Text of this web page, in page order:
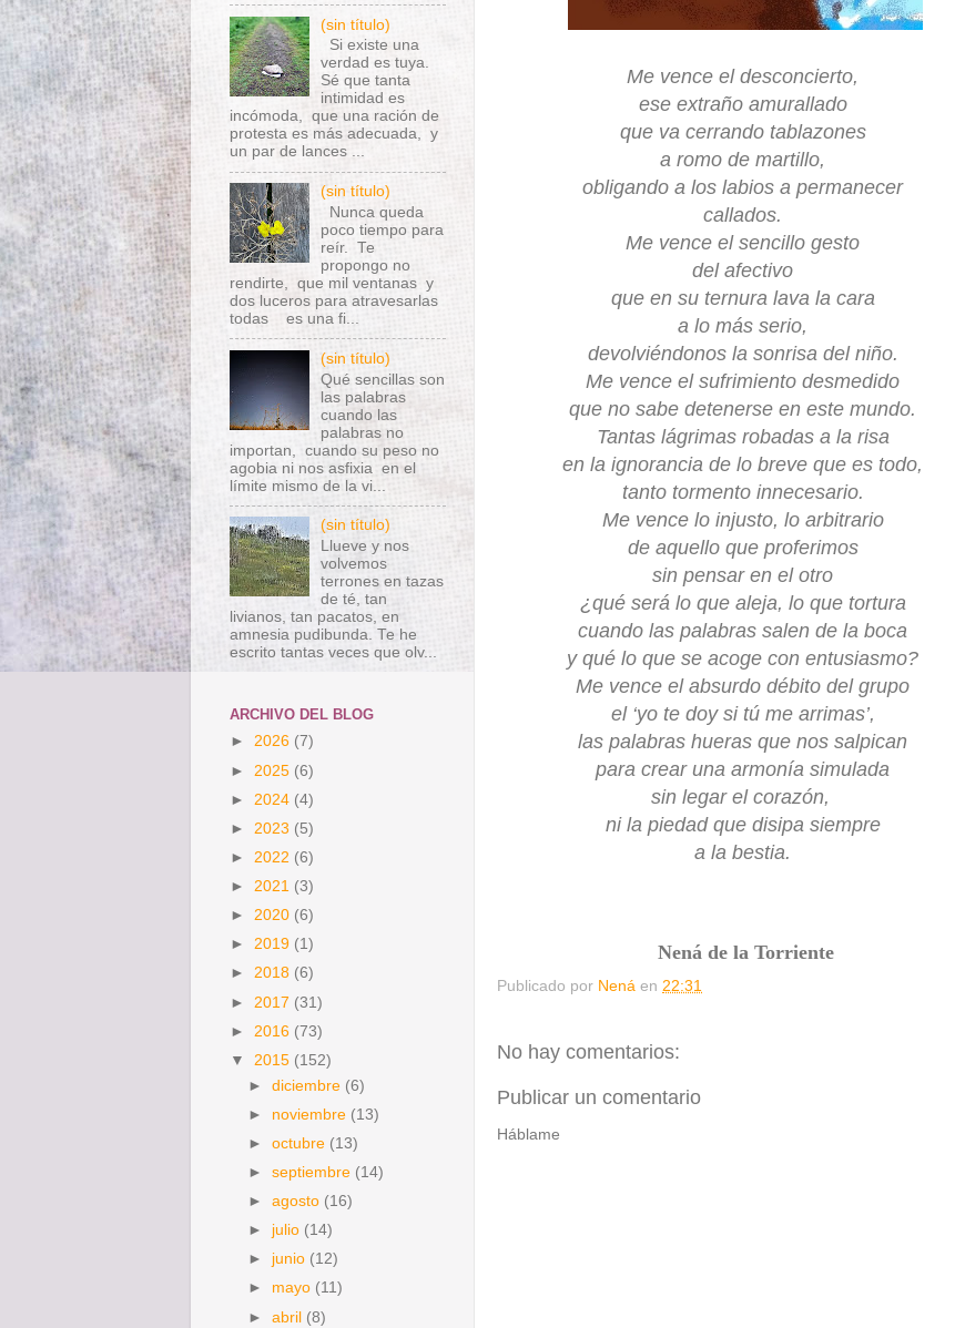
Me vence el desconcierto,
ese extraño amurallado
que va cerrando tablazones
a romo de martillo,
obligando a los labios a permanecer
callados.
Me vence el sencillo gesto
del afectivo
que en su ternura lava la cara
a lo más serio,
devolviéndonos la sonrisa del niño.
Me vence el sufrimiento desmedido
que no sabe detenerse en este mundo.
Tantas lágrimas robadas a la risa
en la ignorancia de lo breve que es todo,
tanto tormento innecesario.
Me vence lo injusto, lo arbitrario
de aquello que proferimos
sin pensar en el otro
¿qué será lo que aleja, lo que tortura
cuando las palabras salen de la boca
y qué lo que se acoge con entusiasmo?
Me vence el absurdo débito del grupo
el ‘yo te doy si tú me arrimas’,
las palabras hueras que nos salpican
para crear una armonía simulada
sin legar el corazón,
ni la piedad que disipa siempre
a la bestia.
Nená de la Torriente
Publicado por Nená en 22:31
No hay comentarios:
Publicar un comentario
Háblame
(sin título)
Si existe una
verdad es tuya.
Sé que tanta
intimidad es
incómoda, que una ración de
protesta es más adecuada, y
un par de lances ...
(sin título)
Nunca queda
poco tiempo para
reír. Te
propongo no
rendirte, que mil ventanas y
dos luceros para atravesarlas
todas es una fi...
(sin título)
Qué sencillas son
las palabras
cuando las
palabras no
importan, cuando su peso no
agobia ni nos asfixia en el
límite mismo de la vi...
(sin título)
Llueve y nos
volvemos
terrones en tazas
de té, tan
livianos, tan pacatos, en
amnesia pudibunda. Te he
escrito tantas veces que olv...
ARCHIVO DEL BLOG
► 2026 (7)
► 2025 (6)
► 2024 (4)
► 2023 (5)
► 2022 (6)
► 2021 (3)
► 2020 (6)
► 2019 (1)
► 2018 (6)
► 2017 (31)
► 2016 (73)
▼ 2015 (152)
►diciembre (6)
► noviembre (13)
►octubre (13)
►septiembre (14)
►agosto (16)
► julio (14)
► junio (12)
► mayo (11)
►abril (8)